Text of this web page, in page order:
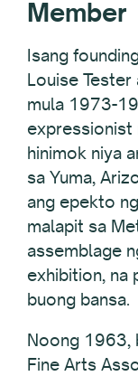
Member
Isang
Louise
mula 1973-
expressionist
hinimok niya
sa Yuma,
ang epekto
malapit sa
assemblage
exhibition, na
buong bansa.
Noong 1963,
Fine Arts